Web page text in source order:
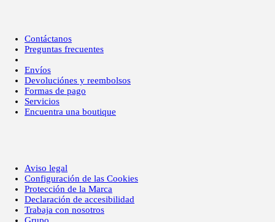
Contáctanos
Preguntas frecuentes
Envíos
Devoluciónes y reembolsos
Formas de pago
Servicios
Encuentra una boutique
Aviso legal
Configuración de las Cookies
Protección de la Marca
Declaración de accesibilidad
Trabaja con nosotros
Grupo